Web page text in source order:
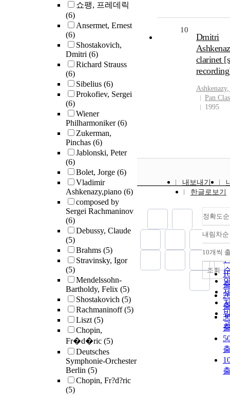
쇼팽, 프레데릭
(6)
Ansermet, Ernest
(6)
Shostakovich,
Dmitri (6)
Richard Strauss
(6)
Sibelius (6)
Prokofiev, Sergei
(6)
Wiener
Philharmoniker(6)
Zukerman,
Pinchas (6)
Jablonski, Peter
(6)
Bolet, Jorge (6)
Vladimir
Ashkenazy,piano (6)
composed by
Sergei Rachmaninov
(6)
Debussy, Claude
(5)
Brahms (5)
Stravinsky, Igor
(5)
Mendelssohn-
Bartholdy, Felix (5)
Shostakovich (5)
Rachmaninoff(5)
Liszt(5)
Chopin,
Fr�d�ric (5)
Deutsches
Symphonie-Orchester
Berlin (5)
Chopin, Fr?d?ric
(5)
10
Dmitri
clarinet
Ashkenazy
Pan
1995
내보내기
한글로보기
정확도순
내림차순
10개씩
조회